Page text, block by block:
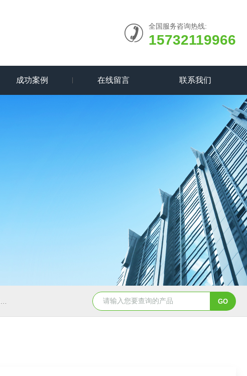
全国服务咨询热线:
15732119966
成功案例 在线留言 联系我们
MVR-FC强制循环蒸发器 oslo冷却结晶器